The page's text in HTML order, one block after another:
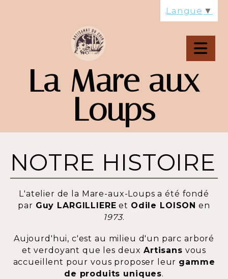
La Mare aux
Loups
NOTRE HISTOIRE
L'atelier de la Mare-aux-Loups a été fondé
par Guy LARGILLIERE et Odile LOISON en
1973.
Aujourd'hui, c'est au milieu d'un parc arboré
et verdoyant que les deuxArtisans vous
accueillent pour vous proposer leur gamme
de produits uniques.
Langue ▼